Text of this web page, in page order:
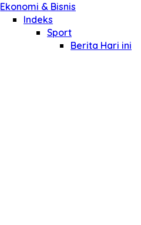
Ekonomi & Bisnis
Indeks
Sport
Berita Hari ini